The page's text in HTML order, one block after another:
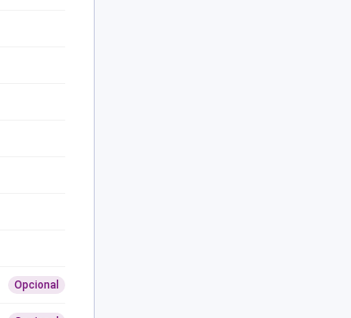
Opcional